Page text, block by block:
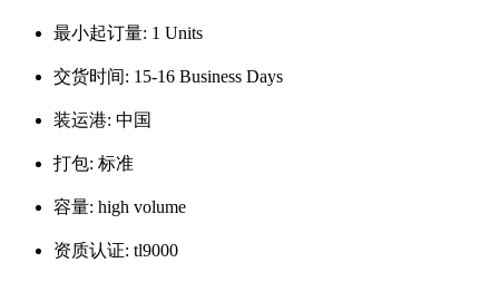
最小起订量: 1 Units
交货时间: 15-16 Business Days
装运港: 中国
打包: 标准
容量: high volume
资质认证: tl9000